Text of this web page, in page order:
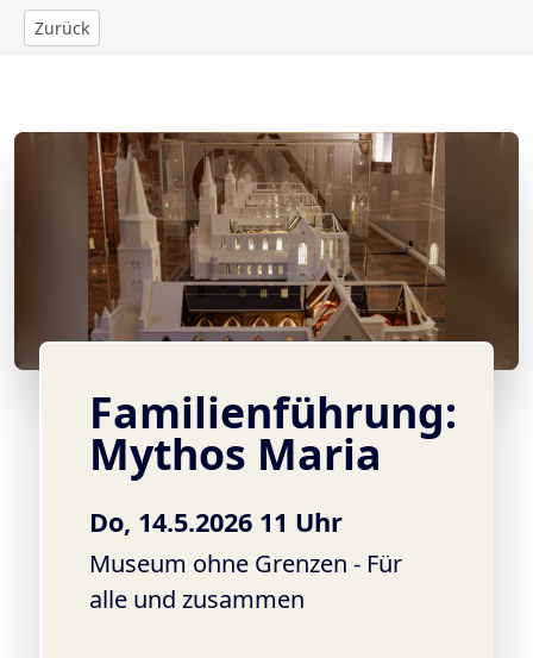
Zurück
Familienführung:
Mythos Maria
Do, 14.5.2026 11 Uhr
Museum ohne Grenzen - Für
alle und zusammen